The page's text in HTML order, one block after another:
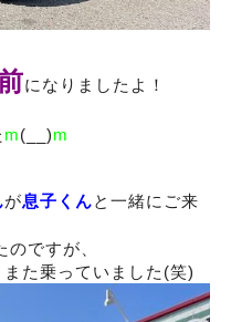
になりましたよ！
m(__)m
が息子くんと一緒にご来
ですが、
た乗っていました(笑)